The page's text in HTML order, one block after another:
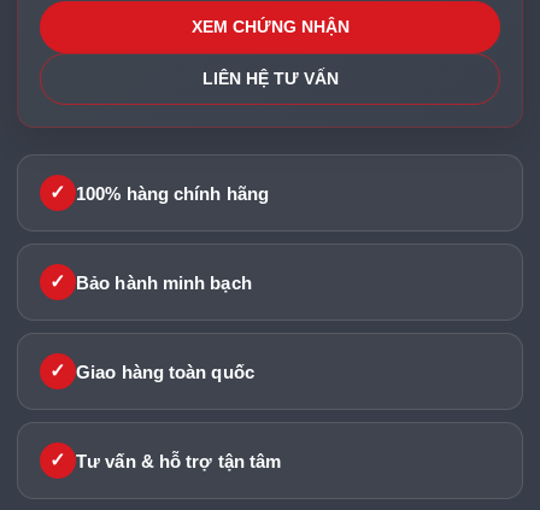
XEM CHỨNG NHẬN
LIÊN HỆ TƯ VẤN
✓ 100% hàng chính hãng
✓ Bảo hành minh bạch
✓ Giao hàng toàn quốc
✓ Tư vấn & hỗ trợ tận tâm